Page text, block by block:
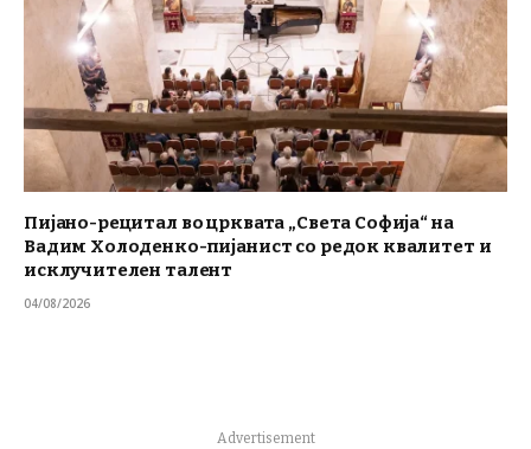
Пијано-рецитал во црквата „Света Софија“ на
Вадим Холоденко-пијанист со редок квалитет и
исклучителен талент
04/08/2026
Advertisement